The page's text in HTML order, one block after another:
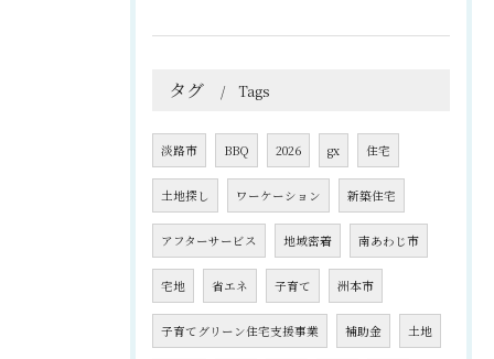
タグ Tags
淡路市 BBQ 2026 gx 住宅
土地探し ワーケーション 新築住宅
アフターサービス 地域密着 南あわじ市
宅地 省エネ 子育て 洲本市
子育てグリーン住宅支援事業 補助金 土地